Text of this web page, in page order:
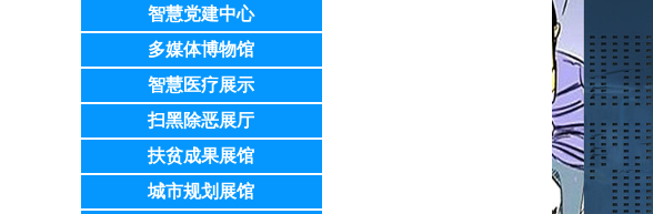
智慧党建中心
多媒体博物馆
智慧医疗展示
扫黑除恶展厅
扶贫成果展馆
城市规划展馆